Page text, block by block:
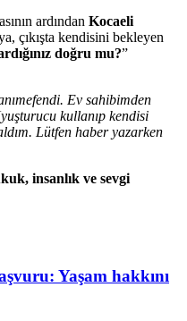
ardından Kocaeli
çıkışta kendisini bekleyen
doğru mu?”
Ev sahibimden
kullanıp kendisi
Lütfen haber yazarken
insanlık ve sevgi
Yaşam hakkını